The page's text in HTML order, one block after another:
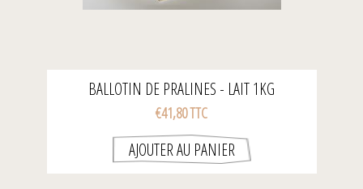
BALLOTIN DE PRALINES - LAIT 1KG
€41,80 TTC